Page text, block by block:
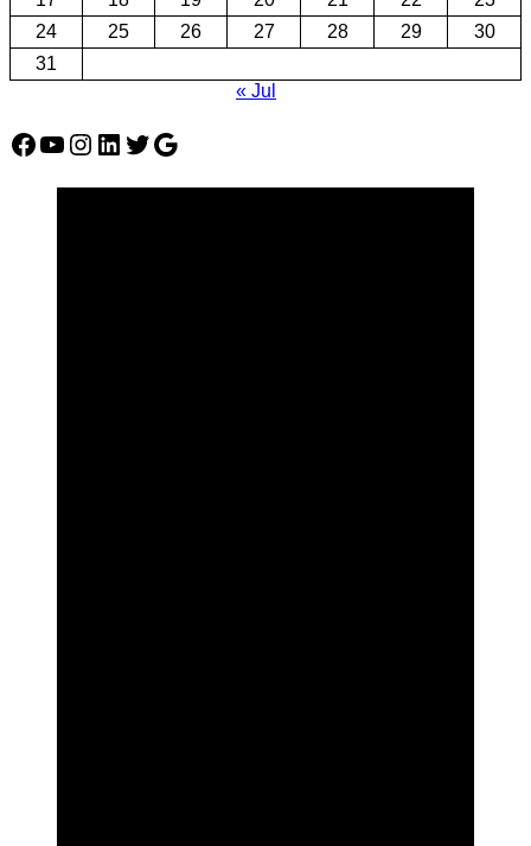
24
25 26 27 28 29
30
31
« Jul
Facebook
YouTube
Instagram
LinkedIn
Twitter
Google